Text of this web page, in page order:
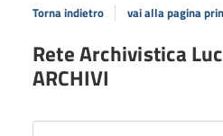
Torna indietro vai alla pagina
Rete Archivistica
ARCHIVI